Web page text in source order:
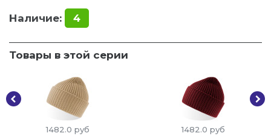
Наличие: 4
Товары в этой серии
1482.0 руб 1482.0 руб